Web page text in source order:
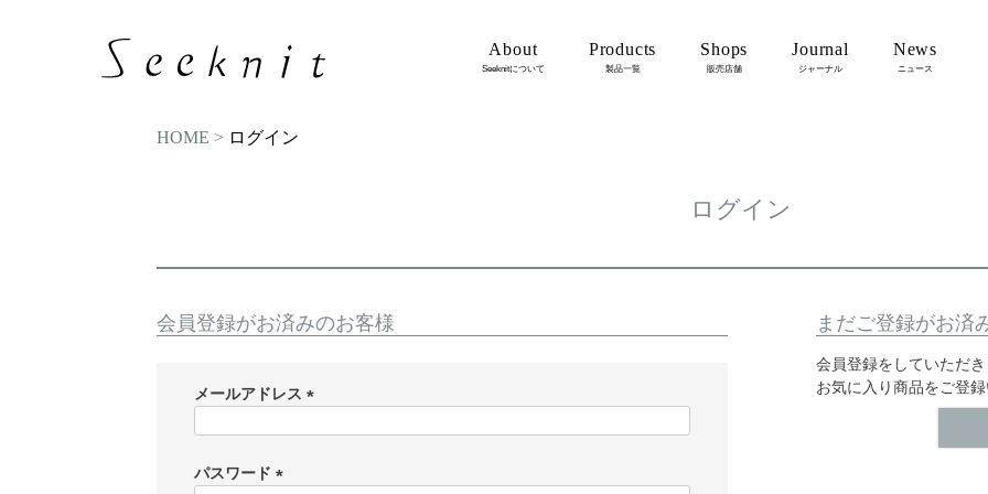
About
Seeknitについて
Products
製品一覧
Shops
販売店舗
Journal
ジャーナル
News
ニュース
HOME ログイン
ログイン
会員登録がお済みのお客様
メールアドレス
パスワード
まだご登録がお済
会員登録をしていただ
お気に入り商品をご登